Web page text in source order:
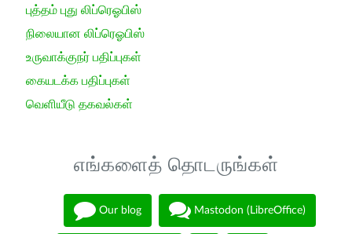
புத்தம் புது லிப்ரெஓபிஸ்
நிலையான லிப்ரெஓபிஸ்
உருவாக்குநர் பதிப்புகள்
கையடக்க பதிப்புகள்
வெளியீடு தகவல்கள்
எங்களைத் தொடருங்கள்
Our blog Mastodon (LibreOffice)